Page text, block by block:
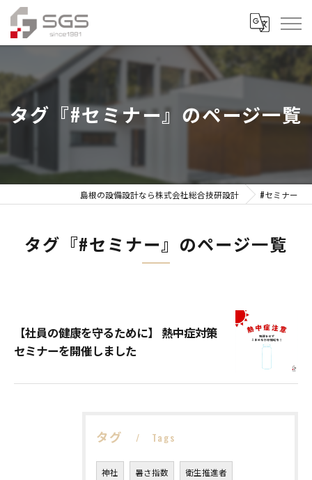
タグ『#セミナー』のページ一覧
島根の設備設計なら株式会社総合技研設計 #セミナー
タグ『#セミナー』のページ一覧
【社員の健康を守るために】 熱中症対策
セミナーを開催しました
タグ Tags
神社 暑さ指数 衛生推進者